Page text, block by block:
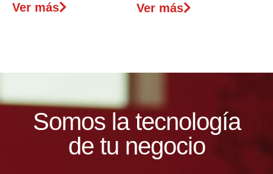
Ver más Ver más
Somos la tecnología
de tu negocio